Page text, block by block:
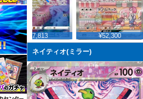
¥7,813 ¥52,300
ネイティオ(ミラー)